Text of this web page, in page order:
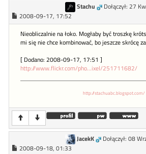
Stachu
Dołączył: 27
2008-09-17, 17:52
Nieobliczalnie na łoko. Mogłaby być troszkę
mi się nie chce kombinować, bo jeszcze skrócę
[ Dodano: 2008-09-17, 17:51 ]
http://www.flickr.com/pho...ixel/251711682/
http://stachuabc.blogspot.com/
JacekK
Dołączył: 08
2008-09-18, 01:33